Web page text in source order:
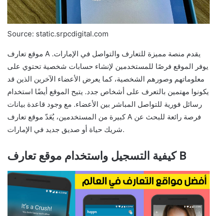
Source: static.srpcdigital.com
موقع تعارف A يقدم منصة مميزة للتعارف والتواصل في الإمارات.
يوفر الموقع فرصًا للمستخدمين لإنشاء حسابات شخصية تحتوي على
معلوماتهم وصورهم الشخصية، كما يعرض الأعضاء الآخرين الذين قد
يكونوا مهتمين بالتعرف على أشخاص جدد. يتيح الموقع أيضًا استخدام
رسائل فورية للتواصل المباشر بين الأعضاء. مع وجود قاعدة بيانات
كبيرة من المستخدمين، يُعَدّ موقع تعارف A فرصة رائعة للبحث عن
شريك حياة أو صديق جديد في الإمارات.
كيفية التسجيل واستخدام موقع تعارف B